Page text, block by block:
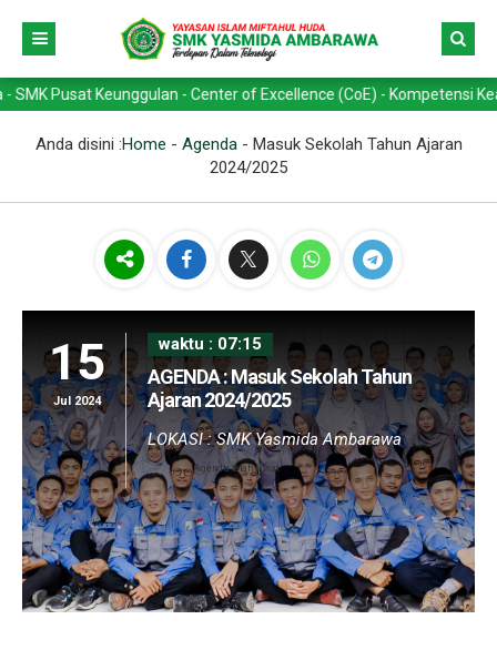
Keunggulan - Center of Excellence (CoE) - Kompetensi
Anda disini :Home - Agenda- Masuk Sekolah Tahun Ajaran
2024/2025
15
Jul 2024
waktu : 07:15
AGENDA : Masuk Sekolah Tahun
Ajaran 2024/2025
LOKASI : SMK Yasmida Ambarawa
Agenda telah lewat